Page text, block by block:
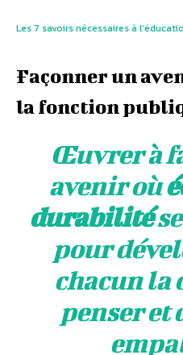
Les 7 savoirs nécessaires à
Façonner un
la fonction
Œuvrer à
avenir où
durabilité
pour
chacun la
penser et